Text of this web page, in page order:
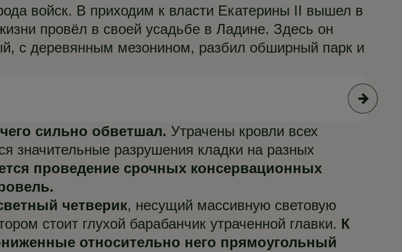
войск. В приходим к власти Екатерины II вышел в
провёл в своей усадьбе в Ладине. Здесь он
с деревянным мезонином, разбил обширный парк и
сильно обветшал. Утрачены кровли всех
значительные разрушения кладки на разных
проведение срочных консервационных
четверик, несущий массивную световую
стоит глухой барабанчик утраченной главки. К
относительно него прямоугольный